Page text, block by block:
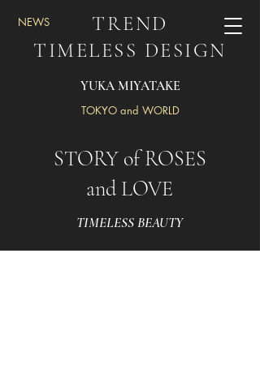
TREND
TIMELESS DESIGN
​NEWS
YUKA MIYATAKE
TOKYO and WORLD
STORY of ROSES
and LOVE
TIMELESS BEAUTY